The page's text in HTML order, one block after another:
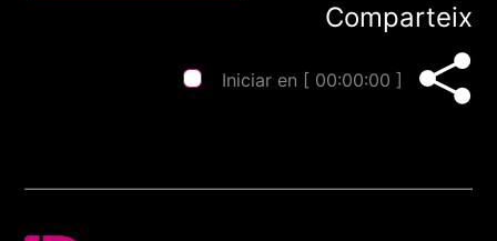
Comparteix
Iniciar en [ 00:00:00 ]